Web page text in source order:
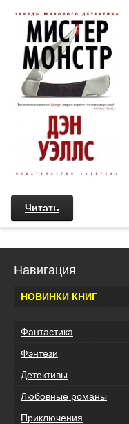
Читать
Навигация
НОВИНКИ КНИГ
Фантастика
Фэнтези
Детективы
Любовные романы
Приключения